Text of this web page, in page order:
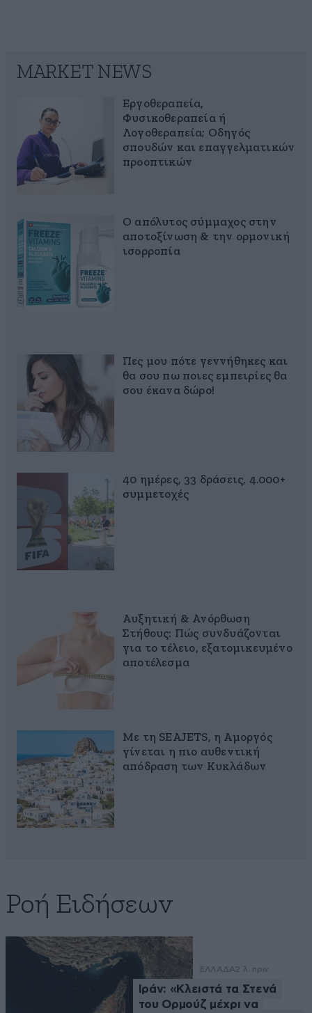
MARKET NEWS
Εργοθεραπεία,
Φυσικοθεραπεία ή
Λογοθεραπεία; Οδηγός
σπουδών και επαγγελματικών
προοπτικών
Ο απόλυτος σύμμαχος στην
αποτοξίνωση & την ορμονική
ισορροπία
Πες μου πότε γεννήθηκες και
θα σου πω ποιες εμπειρίες θα
σου έκανα δώρο!
40 ημέρες, 33 δράσεις, 4.000+
συμμετοχές
Αυξητική & Ανόρθωση
Στήθους: Πώς συνδυάζονται
για το τέλειο, εξατομικευμένο
αποτέλεσμα
Με τη SEAJETS, η Αμοργός
γίνεται η πιο αυθεντική
απόδραση των Κυκλάδων
Ροή Ειδήσεων
ΕΛΛΑΔΑ2 λ. πριν
Ιράν: «Κλειστά τα Στενά
του Ορμούζ μέχρι να